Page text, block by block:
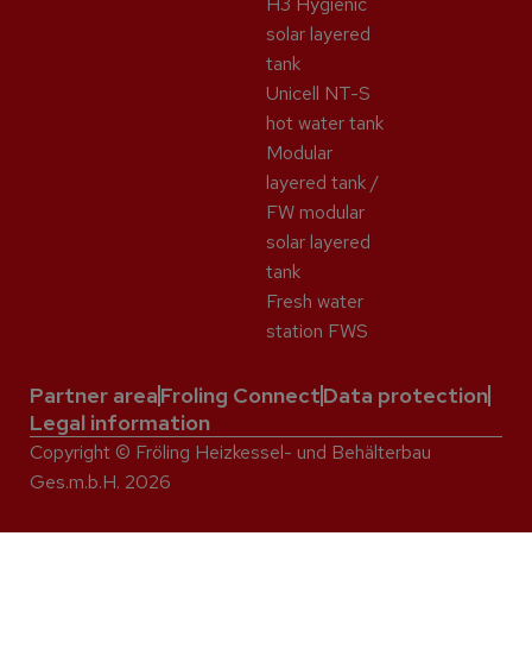
solar layered
tank
Unicell NT-S
hot water tank
Modular
layered tank /
FW modular
solar layered
tank
Fresh water
station FWS
Partner areaFroling ConnectData protection
Legal information
Copyright © Fröling Heizkessel- und Behälterbau
Ges.m.b.H. 2026